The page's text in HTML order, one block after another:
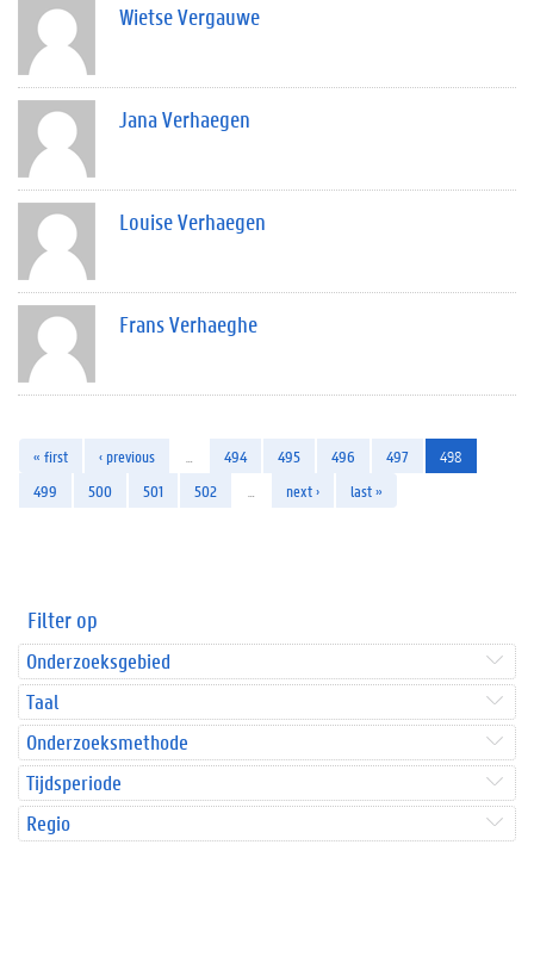
Wietse Vergauwe
Jana Verhaegen
Louise Verhaegen
Frans Verhaeghe
« first ‹ previous 494 495 496 497
498
499
500 501 502 next › last »
Filter op
Onderzoeksgebied
Taal
Onderzoeksmethode
Tijdsperiode
Regio